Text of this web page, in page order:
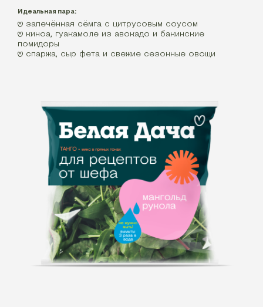
Идеальная пара:
запечённая сёмга с цитрусовым соусом
киноа, гуакамоле из авокадо и бакинские
помидоры
спаржа, сыр фета и свежие сезонные овощи